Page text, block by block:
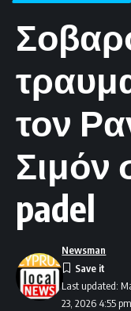
τον
Σιμόν
padel
Last updated:
23, 2026 4:55 pm
Newsman